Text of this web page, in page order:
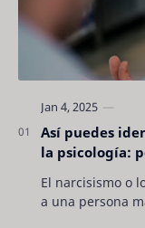
Así puedes
la psicología:
El narcisismo o
a una persona